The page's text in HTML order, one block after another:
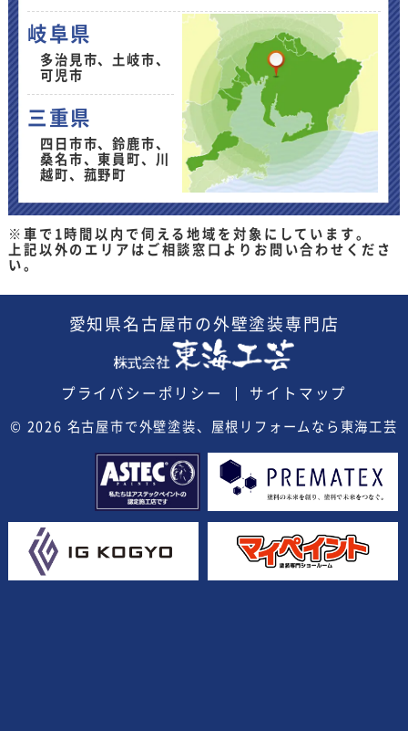
岐阜県
多治見市、土岐市、
可児市
三重県
四日市市、鈴鹿市、
桑名市、東員町、川
越町、菰野町
※車で1時間以内で伺える地域を対象にしています。
上記以外のエリアはご相談窓口よりお問い合わせくださ
い。
愛知県名古屋市の外壁塗装 専門店
プライバシーポリシー サイトマップ
© 2026 名古屋市で外壁塗装、屋根リフォームなら東海工芸